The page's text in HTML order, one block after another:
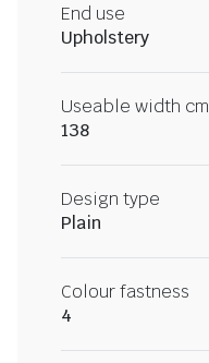
End use
Upholstery
Useable width cm
138
Design type
Plain
Colour fastness
4